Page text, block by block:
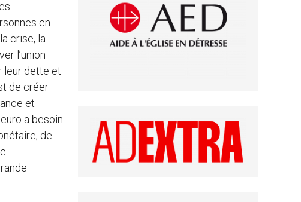
en
crise, la
l’union
leur dette et
de créer
et
a besoin
de